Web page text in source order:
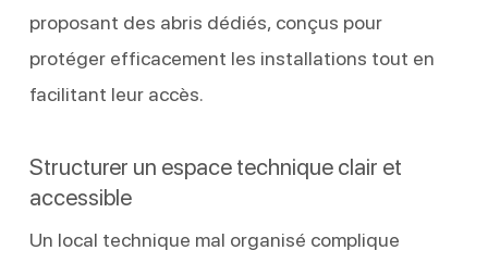
proposant des abris dédiés, conçus pour
protéger efficacement les installations tout en
facilitant leur accès.
Structurer un espace technique clair et
accessible
Un local technique mal organisé complique